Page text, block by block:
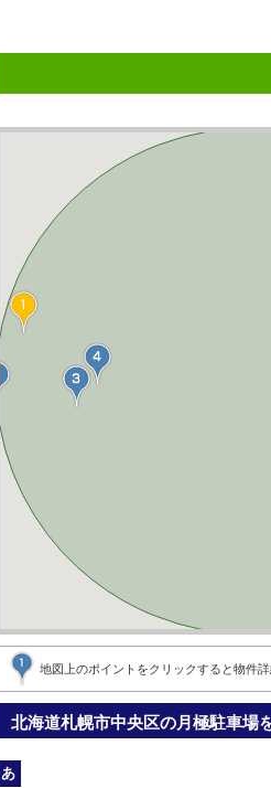
地図上のポイントをクリックすると物件詳
北海道札幌市中央区の月極駐車場
あ